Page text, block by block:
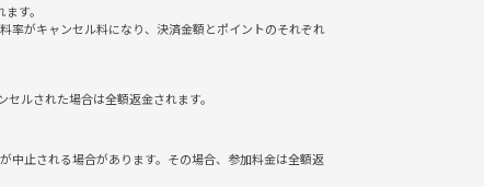
す。
率がキャンセル料になり、決済金額とポイントのそれぞれ
ルされた場合は全額返金されます。
中止される場合があります。その場合、参加料金は全額返